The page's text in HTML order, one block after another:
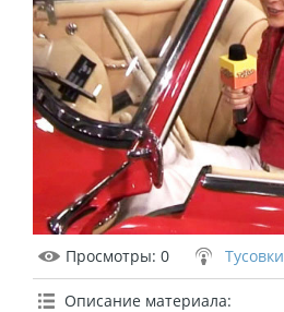
Просмотры: 0 Тусовки
Описание материала: